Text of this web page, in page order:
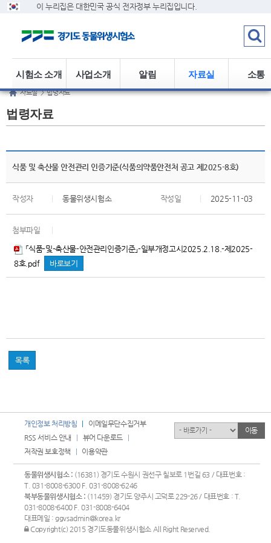
이 누리집은 대한민국 공식 전자정부 누리집입니다.
소통
자료실
알림
사업소개
시험소 소개
자료실 > 법령자료
법령자료
식품 및 축산물 안전관리 인증기준(식품의약품안전처 공고 제2025-8호)
작성자 동물위생시험소 작성일 2025-11-03
첨부파일
「식품-및-축산물-안전관리인증기준」-일부개정고시2025.2.18.-제2025-
8호.pdf
바로보기
목록
개인정보 처리방침
이메일무단수집거부
RSS 서비스 안내
뷰어 다운로드
저작권 보호정책
이용약관
동물위생시험소 : (16381) 경기도 수원시 권선구 칠보로 1번길 63 / 대표번호 :
T. 031-8008-6300 F. 031-8008-6246
북부동물위생시험소 : (11459) 경기도 양주시 고덕로 229-26 / 대표번호 : T.
031-8008-6400 F. 031-8008-6404
대표메일 :ggvsadmin@korea.kr
관리자 로그인
Copyright(c) 2015 경기도동물위생시험소 All Right Reserved.
유관기관 이동